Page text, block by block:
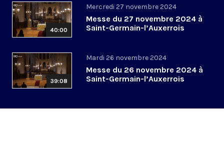
40:00
Mercredi 27 novembre 2024
Messe du 27 novembre 2024 à
Saint-Germain-l’Auxerrois
39:08
Mardi 26 novembre 2024
Messe du 26 novembre 2024 à
Saint-Germain-l’Auxerrois